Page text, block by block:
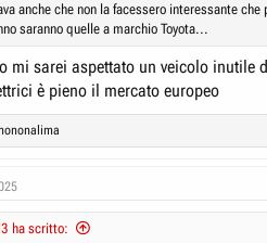
anche che non la facessero interessante che
saranno quelle a marchio Toyota...
mi sarei aspettato un veicolo inutile
è pieno il mercato europeo
ha scritto: